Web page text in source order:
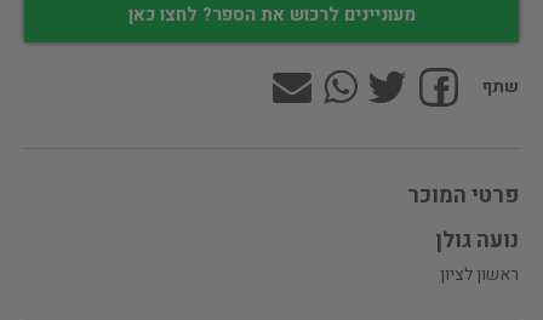
מעוניינים לרכוש את הספר? לחצו כאן
שתף
פרטי המוכר
ראשון לציון